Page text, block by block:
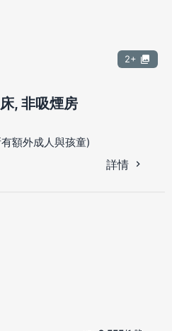
2+
, 非吸煙房
額外成人與孩童)
詳情